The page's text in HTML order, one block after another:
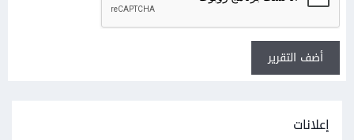
أضف التقرير
إعلانات